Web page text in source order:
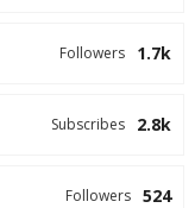
1.7k
Followers
2.8k
Subscribes
524
Followers